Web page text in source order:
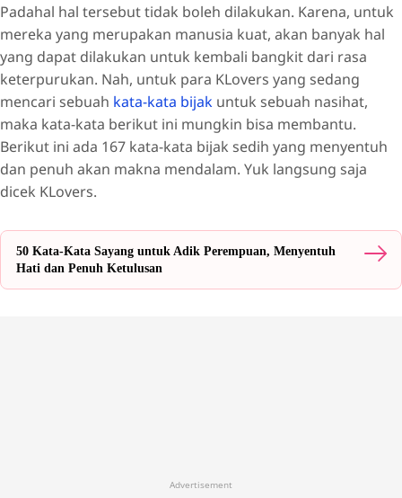
Padahal hal tersebut tidak boleh dilakukan. Karena, untuk
mereka yang merupakan manusia kuat, akan banyak hal
yang dapat dilakukan untuk kembali bangkit dari rasa
keterpurukan. Nah, untuk para KLovers yang sedang
mencari sebuah kata-kata bijak untuk sebuah nasihat,
maka kata-kata berikut ini mungkin bisa membantu.
Berikut ini ada 167 kata-kata bijak sedih yang menyentuh
dan penuh akan makna mendalam. Yuk langsung saja
dicek KLovers.
50 Kata-Kata Sayang untuk Adik Perempuan, Menyentuh
Hati dan Penuh Ketulusan
Advertisement